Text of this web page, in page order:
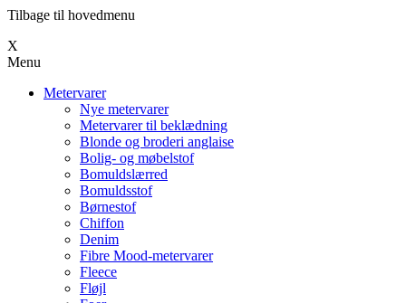
Tilbage til hovedmenu
Х
Menu
Metervarer
Nye metervarer
Metervarer til beklædning
Blonde og broderi anglaise
Bolig- og møbelstof
Bomuldslærred
Bomuldsstof
Børnestof
Chiffon
Denim
Fibre Mood-metervarer
Fleece
Fløjl